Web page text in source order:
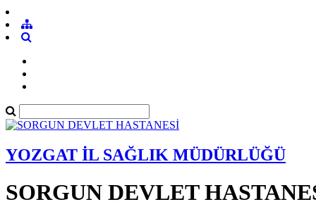
YOZGAT İL SAĞLIK MÜDÜRLÜĞÜ
SORGUN DEVLET